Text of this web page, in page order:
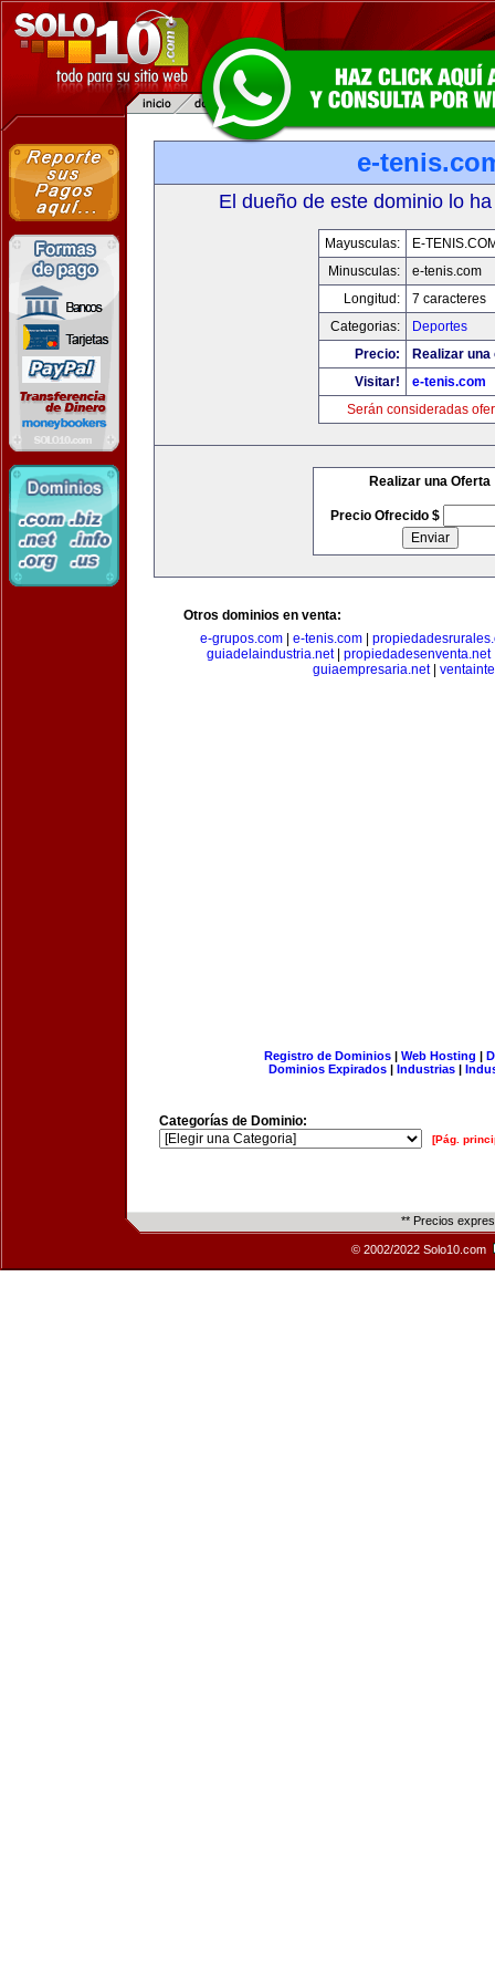
e-
El dueño de este dominio lo
Mayusculas:
E-
Minusculas:
e-tenis.com
Longitud:
7 caracteres
Categorias:
Deportes
Precio:
Realizar
Visitar!
e-tenis.com
Serán consideradas
Realizar una Oferta
Precio Ofrecido $
Otros dominios en venta:
e-grupos.com
e-tenis.com
guiadelaindustria.net propiedadesenventa.net
guiaempresaria.net|
Registro de Dominios| Web Hosting |
Dominios Expirados | Industrias |
Categorías de Dominio:
[Pág.
** Precios
© 2002/2022 Solo10.com